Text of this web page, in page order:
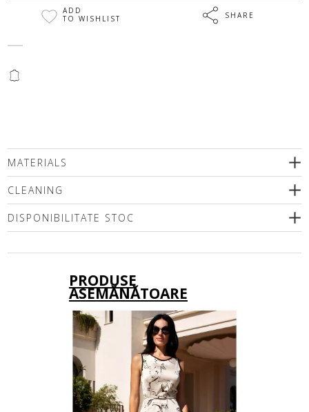
ADD
TO WISHLIST
SHARE
@
MATERIALS
CLEANING
DISPONIBILITATE STOC
PRODUSE
ASEMĂNĂTOARE